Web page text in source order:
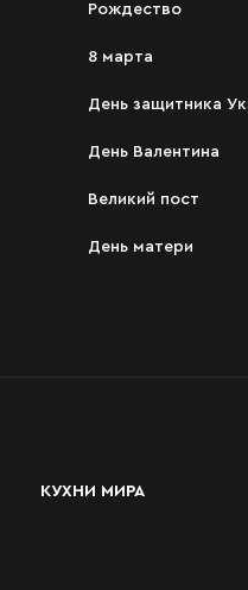
Рождество
8 марта
День защитника
День Валентина
Великий пост
День матери
КУХНИ МИРА